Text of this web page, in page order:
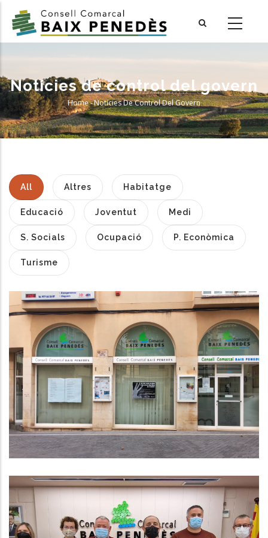
main
Notícies de control del govern
Breadcrumb
Home-Notícies De Control Del Govern
All Altres Habitatge
Educació Joventut Medi
S. Socials Ocupació P. Econòmica
Turisme
Es Posa En Marxa L'Oficina Tècnica
Ambiental Comarcal
Medi
REUNIÓ AMB FABIÁN MOHEADNO